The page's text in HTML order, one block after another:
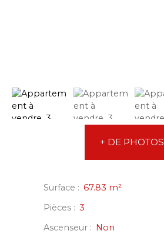
+ DE PHOTOS
Surface : 67.83 m²
Pièces : 3
Ascenseur : Non